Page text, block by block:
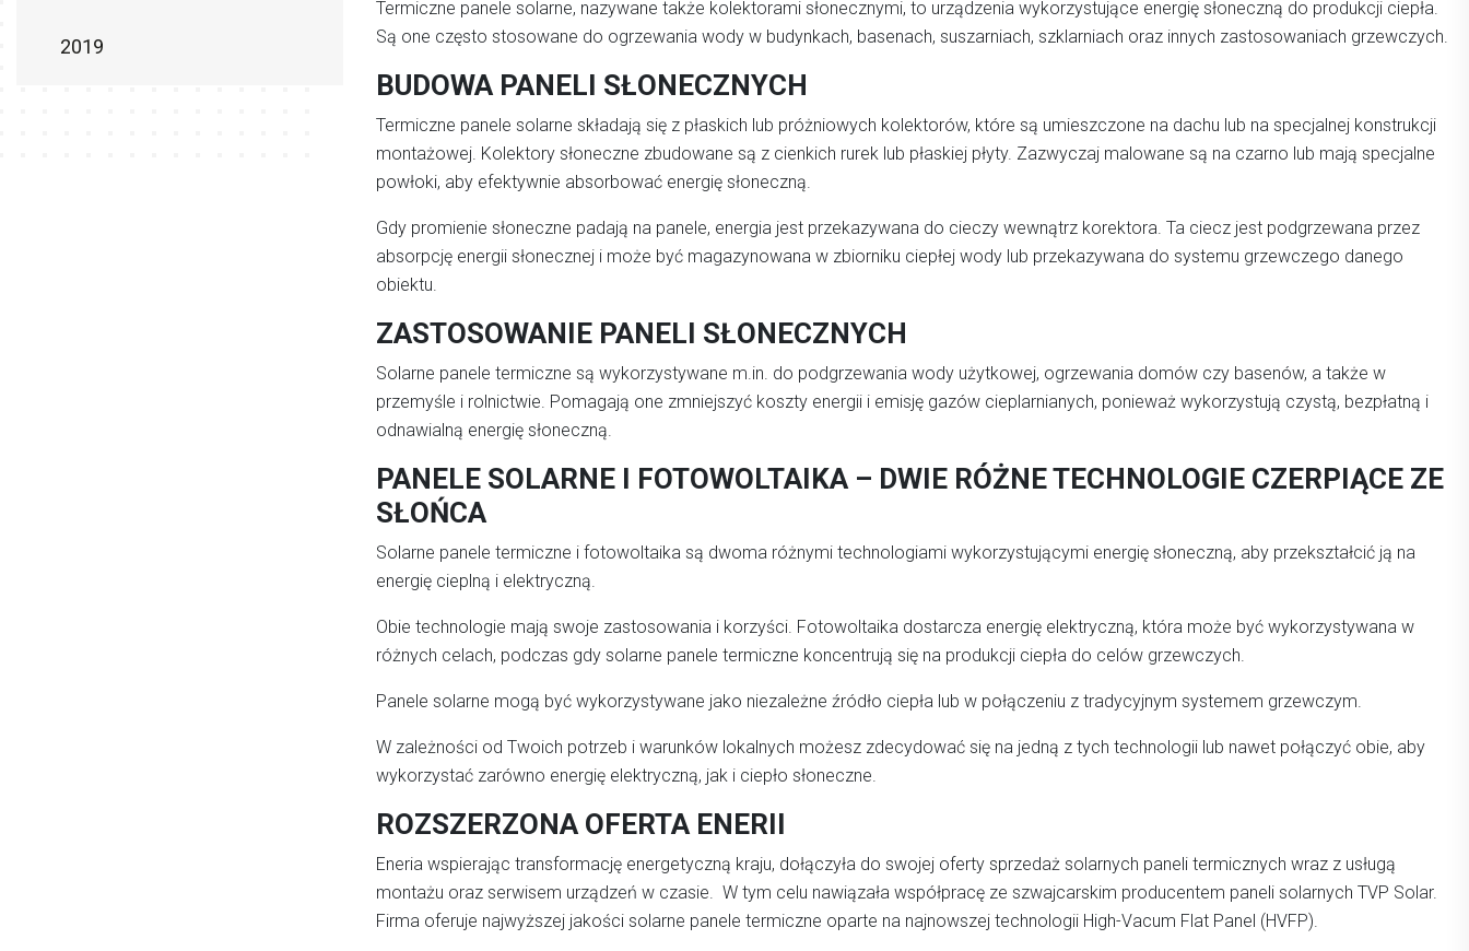
2019
Termiczne panele solarne, nazywane także kolektorami słonecznymi, to urządzenia wykorzystujące energię słoneczną do produkcji ciepła.
Są one często stosowane do ogrzewania wody w budynkach, basenach, suszarniach, szklarniach oraz innych zastosowaniach grzewczych.
BUDOWA PANELI SŁONECZNYCH
Termiczne panele solarne składają się z płaskich lub próżniowych kolektorów, które są umieszczone na dachu lub na specjalnej konstrukcji
montażowej. Kolektory słoneczne zbudowane są z cienkich rurek lub płaskiej płyty. Zazwyczaj malowane są na czarno lub mają specjalne
powłoki, aby efektywnie absorbować energię słoneczną.
Gdy promienie słoneczne padają na panele, energia jest przekazywana do cieczy wewnątrz korektora. Ta ciecz jest podgrzewana przez
absorpcję energii słonecznej i może być magazynowana w zbiorniku ciepłej wody lub przekazywana do systemu grzewczego danego
obiektu.
ZASTOSOWANIE PANELI SŁONECZNYCH
Solarne panele termiczne są wykorzystywane m.in. do podgrzewania wody użytkowej, ogrzewania domów czy basenów, a także w
przemyśle i rolnictwie. Pomagają one zmniejszyć koszty energii i emisję gazów cieplarnianych, ponieważ wykorzystują czystą, bezpłatną i
odnawialną energię słoneczną.
PANELE SOLARNE I FOTOWOLTAIKA – DWIE RÓŻNE TECHNOLOGIE CZERPIĄCE ZE
SŁOŃCA
Solarne panele termiczne i fotowoltaika są dwoma różnymi technologiami wykorzystującymi energię słoneczną, aby przekształcić ją na
energię cieplną i elektryczną.
Obie technologie mają swoje zastosowania i korzyści. Fotowoltaika dostarcza energię elektryczną, która może być wykorzystywana w
różnych celach, podczas gdy solarne panele termiczne koncentrują się na produkcji ciepła do celów grzewczych.
Panele solarne mogą być wykorzystywane jako niezależne źródło ciepła lub w połączeniu z tradycyjnym systemem grzewczym.
W zależności od Twoich potrzeb i warunków lokalnych możesz zdecydować się na jedną z tych technologii lub nawet połączyć obie, aby
wykorzystać zarówno energię elektryczną, jak i ciepło słoneczne.
ROZSZERZONA OFERTA ENERII
Eneria wspierając transformację energetyczną kraju, dołączyła do swojej oferty sprzedaż solarnych paneli termicznych wraz z usługą
montażu oraz serwisem urządzeń w czasie. W tym celu nawiązała współpracę ze szwajcarskim producentem paneli solarnych TVP Solar.
Firma oferuje najwyższej jakości solarne panele termiczne oparte na najnowszej technologii High-Vacum Flat Panel (HVFP).